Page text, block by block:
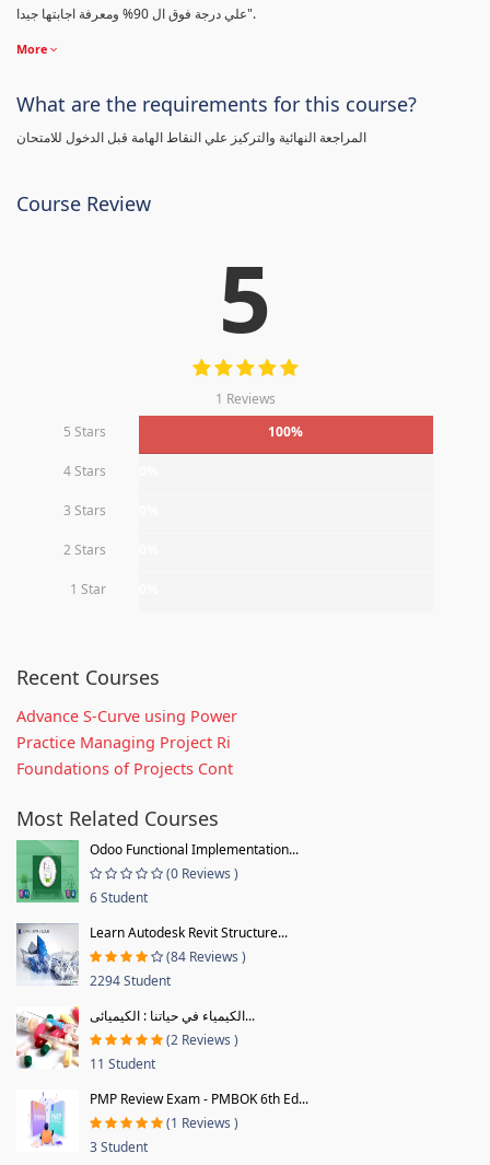
علي درجة فوق ال 90% ومعرفة اجابتها جيدا".
More
What are the requirements for this course?
المراجعة النهائية والتركيز علي النقاط الهامة قبل الدخول للامتحان
Course Review
5
1 Reviews
5 Stars
100%
4 Stars
3 Stars
2 Stars
1 Star
Recent Courses
Advance S-Curve using Power
Practice Managing Project Ri
Foundations of Projects Cont
Most Related Courses
Odoo Functional Implementation...
(0 Reviews )
6 Student
Learn Autodesk Revit Structure...
(84 Reviews )
2294 Student
الكيمياء في حياتنا : الكيميائى...
(2 Reviews )
11 Student
PMP Review Exam - PMBOK 6th Ed...
(1 Reviews )
3 Student